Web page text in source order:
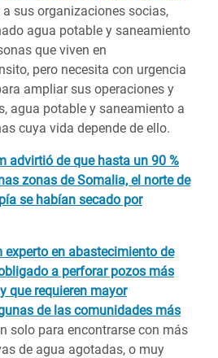
sus organizaciones socias,
agua potable y saneamiento
que viven en
pero necesita con urgencia
ampliar sus operaciones y
agua potable y saneamiento a
cuya vida depende de ello.
advirtió de que hasta un 90 %
zonas de Somalia, el norte de
se habían secado por
experto en abastecimiento de
a perforar pozos más
que requieren mayor
de las comunidades más
solo para encontrarse con más
de agua agotadas, o muy